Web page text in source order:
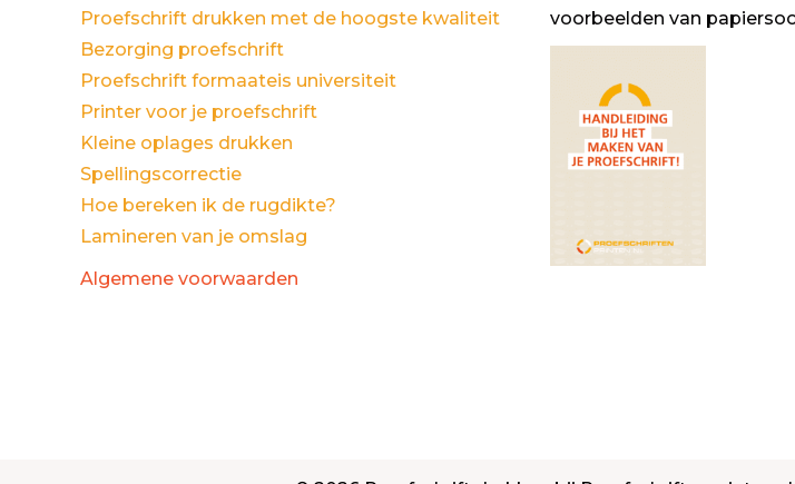
Proefschrift drukken met de hoogste kwaliteit
Bezorging proefschrift
Proefschrift formaateis universiteit
Printer voor je proefschrift
Kleine oplages drukken
Spellingscorrectie
Hoe bereken ik de rugdikte?
Lamineren van je omslag
Algemene voorwaarden
voorbeelden van